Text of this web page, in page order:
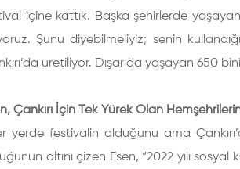
içine kattık. Başka şehirlerde
Şunu diyebilmeliyiz; senin
üretiliyor. Dışarıda yaşayan 650
Çankırı İçin Tek Yürek Olan
yerde festivalin olduğunu ama
altını çizen Esen, “2022 yılı